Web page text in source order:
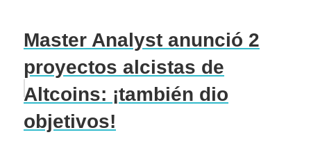
Master Analyst anunció 2
proyectos alcistas de
Altcoins: ¡también dio
objetivos!